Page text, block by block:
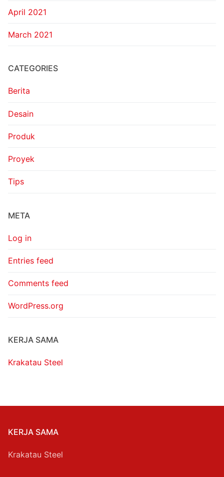
April 2021
March 2021
CATEGORIES
Berita
Desain
Produk
Proyek
Tips
META
Log in
Entries feed
Comments feed
WordPress.org
KERJA SAMA
Krakatau Steel
KERJA SAMA
Krakatau Steel